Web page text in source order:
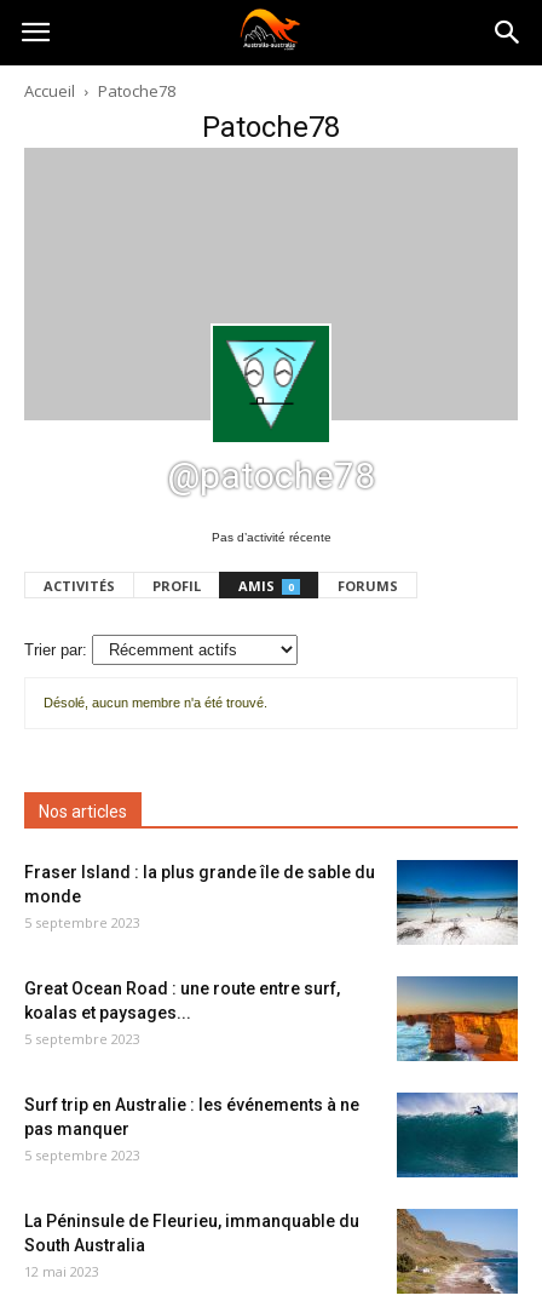
Australia-
australie.com
Accueil Patoche78
Patoche78
@patoche78
Pas d’activité récente
ACTIVITÉS PROFIL AMIS 0 FORUMS
Trier par:
amis
Désolé, aucun membre n'a été trouvé.
Nos articles
Fraser Island : la plus grande île de sable du
monde
5 septembre 2023
Great Ocean Road : une route entre surf,
koalas et paysages...
5 septembre 2023
Surf trip en Australie : les événements à ne
pas manquer
5 septembre 2023
La Péninsule de Fleurieu, immanquable du
South Australia
12 mai 2023